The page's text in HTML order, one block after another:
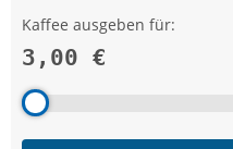
Kaffee ausgeben für:
3,00 €